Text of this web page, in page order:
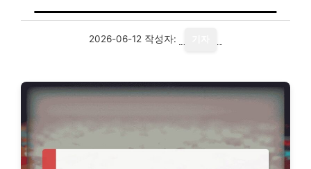
2026-06-12 작성자: